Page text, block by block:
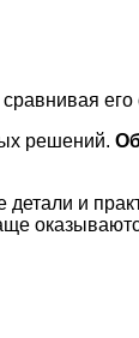
решений.
и